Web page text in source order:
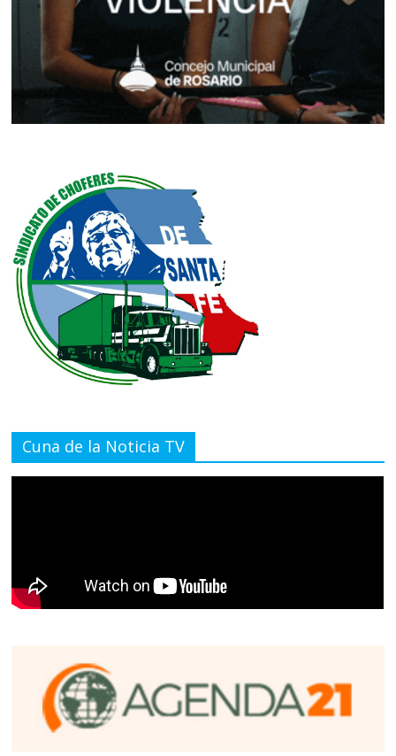
Cuna de la Noticia TV